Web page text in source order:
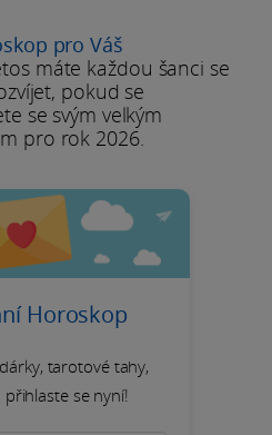
pro Váš
máte každou šanci se
pokud se
se svým velkým
pro rok 2026.
Horoskop
tarotové tahy,
se nyní!